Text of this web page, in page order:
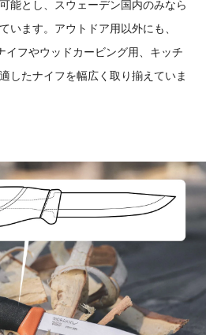
能とし、スウェーデン国内のみなら
います。アウトドア用以外にも、
イフやウッドカービング用、キッチ
したナイフを幅広く取り揃えていま